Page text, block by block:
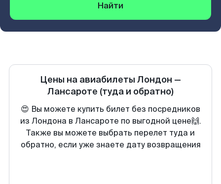
Найти
Цены на авиабилеты Лондон —
Лансароте (туда и обратно)
😍 Вы можете купить билет без посредников
из Лондона в Лансароте по выгодной цене🙌.
Также вы можете выбрать перелет туда и
обратно, если уже знаете дату возвращения